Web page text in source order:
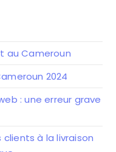
au Cameroun
2024
: une erreur grave
clients à la livraison